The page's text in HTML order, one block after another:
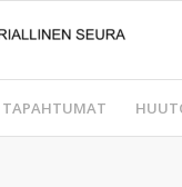
TAPAHTUMAT